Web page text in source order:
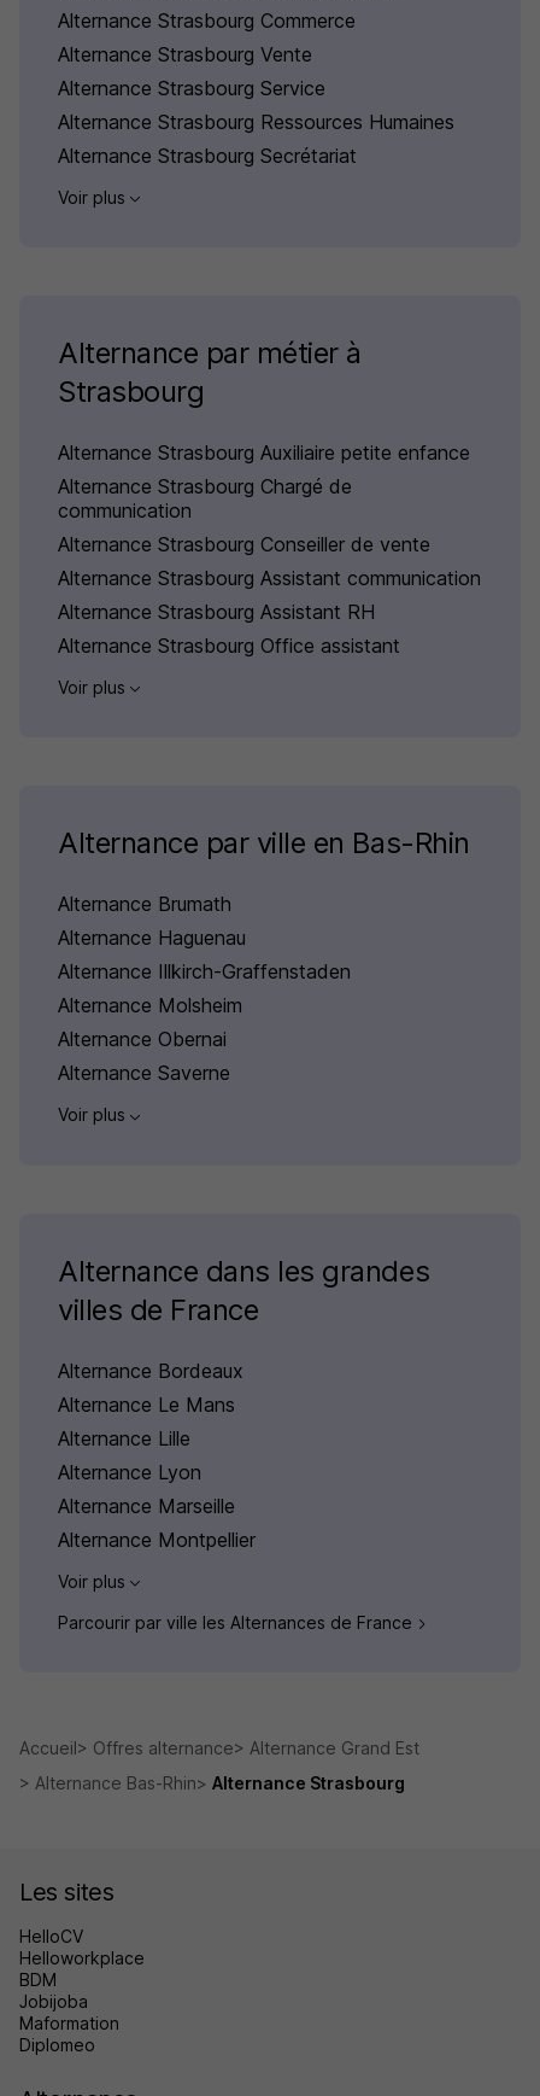
Alternance Strasbourg Commerce
Alternance Strasbourg Vente
Alternance Strasbourg Service
Alternance Strasbourg Ressources Humaines
Alternance Strasbourg Secrétariat
Voir plus
Alternance par métier à
Strasbourg
Alternance Strasbourg Auxiliaire petite enfance
Alternance Strasbourg Chargé de
communication
Alternance Strasbourg Conseiller de vente
Alternance Strasbourg Assistant communication
Alternance Strasbourg Assistant RH
Alternance Strasbourg Office assistant
Voir plus
Alternance par ville en Bas-Rhin
Alternance Brumath
Alternance Haguenau
Alternance Illkirch-Graffenstaden
Alternance Molsheim
Alternance Obernai
Alternance Saverne
Voir plus
Alternance dans les grandes
villes de France
Alternance Bordeaux
Alternance Le Mans
Alternance Lille
Alternance Lyon
Alternance Marseille
Alternance Montpellier
Voir plus
Parcourir par ville les Alternances de France
Accueil Offres alternance
Alternance Grand Est
Alternance Bas-Rhin
Alternance Strasbourg
Les sites
HelloCV
Helloworkplace
BDM
Jobijoba
Maformation
Diplomeo